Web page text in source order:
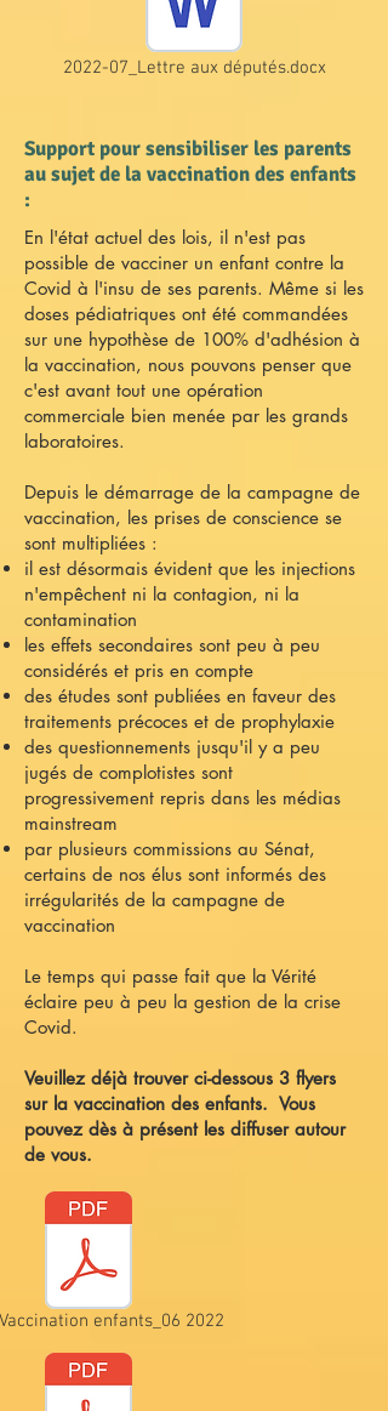
2022-07_Lettre aux députés.docx
Support pour sensibiliser les parents
au sujet de la vaccination des enfants
:
En l'état actuel des lois, il n'est pas
possible de vacciner un enfant contre la
Covid à l'insu de ses parents. Même si les
doses pédiatriques ont été commandées
sur une hypothèse de 100% d'adhésion à
la vaccination, nous pouvons penser que
c'est avant tout une opération
commerciale bien menée par les grands
laboratoires.
Depuis le démarrage de la campagne de
vaccination, les prises de conscience se
sont multipliées :
il est désormais évident que les injections
n'empêchent ni la contagion, ni la
contamination
les effets secondaires sont peu à peu
considérés et pris en compte
des études sont publiées en faveur des
traitements précoces et de prophylaxie
des questionnements jusqu'il y a peu
jugés de complotistes sont
progressivement repris dans les médias
mainstream
par plusieurs commissions au Sénat,
certains de nos élus sont informés des
irrégularités de la campagne de
vaccination
Le temps qui passe fait que la Vérité
éclaire peu à peu la gestion de la crise
Covid.
Veuillez déjà trouver ci-dessous 3 flyers
sur la vaccination des enfants. Vous
pouvez dès à présent les diffuser autour
de vous.
enfants_06 2022